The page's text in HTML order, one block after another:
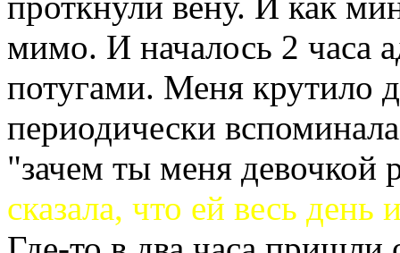
мимо. И началось 2 часа
потугами. Меня крутило
периодически
"зачем ты меня девочкой
сказала, что ей весь день